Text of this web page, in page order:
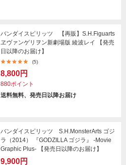
バンダイスピリッツ 【再販】S.H.Figuarts
ヱヴァンゲリヲン新劇場版 綾波レイ 【発売
日以降のお届け】
(5)
8,800円
880ポイント
送料無料、発売日以降お届け
バンダイスピリッツ S.H.MonsterArts ゴジ
ラ（2014） 『GODZILLA ゴジラ』 -Movie
Graphic Plus- 【発売日以降のお届け】
9,900円